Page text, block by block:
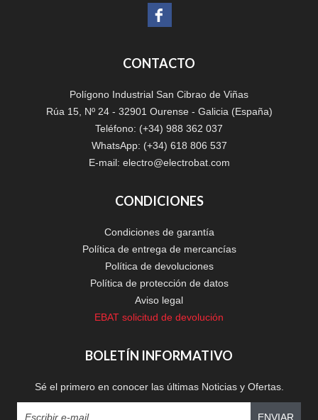
CONTACTO
Polígono Industrial San Cibrao de Viñas
Rúa 15, Nº 24 - 32901 Ourense - Galicia (España)
Teléfono: (+34) 988 362 037
WhatsApp: (+34) 618 806 537
E-mail: electro@electrobat.com
CONDICIONES
Condiciones de garantía
Política de entrega de mercancías
Política de devoluciones
Política de protección de datos
Aviso legal
EBAT solicitud de devolución
BOLETÍN INFORMATIVO
Sé el primero en conocer las últimas Noticias y Ofertas.
ENVIAR